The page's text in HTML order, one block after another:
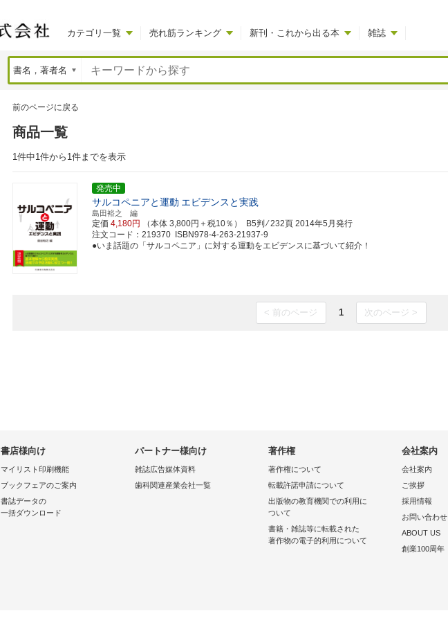
カテゴリ一覧 売れ筋ランキング 新刊・これから出る本 雑誌
前のページに戻る
商品一覧
1件中1件から1件までを表示
発売中
サルコペニアと運動 エビデンスと実践
島田裕之 編
定価 4,180円 （本体 3,800円＋税10％） B5判 ⁄ 232頁 2014年5月発行
注文コード：219370 ISBN978-4-263-21937-9
●いま話題の「サルコペニア」に対する運動をエビデンスに基づいて紹介！
< 前のページ 1 次のページ >
書店様向け
マイリスト印刷機能
ブックフェアのご案内
書誌データの
一括ダウンロード
パートナー様向け
雑誌広告媒体資料
歯科関連産業会社一覧
著作権
著作権について
転載許諾申請について
出版物の教育機関での利用に
ついて
書籍・雑誌等に転載された
著作物の電子的利用について
会社案内
会社案内
ご挨拶
採用情報
お問い合わせ
ABOUT US
創業100周年